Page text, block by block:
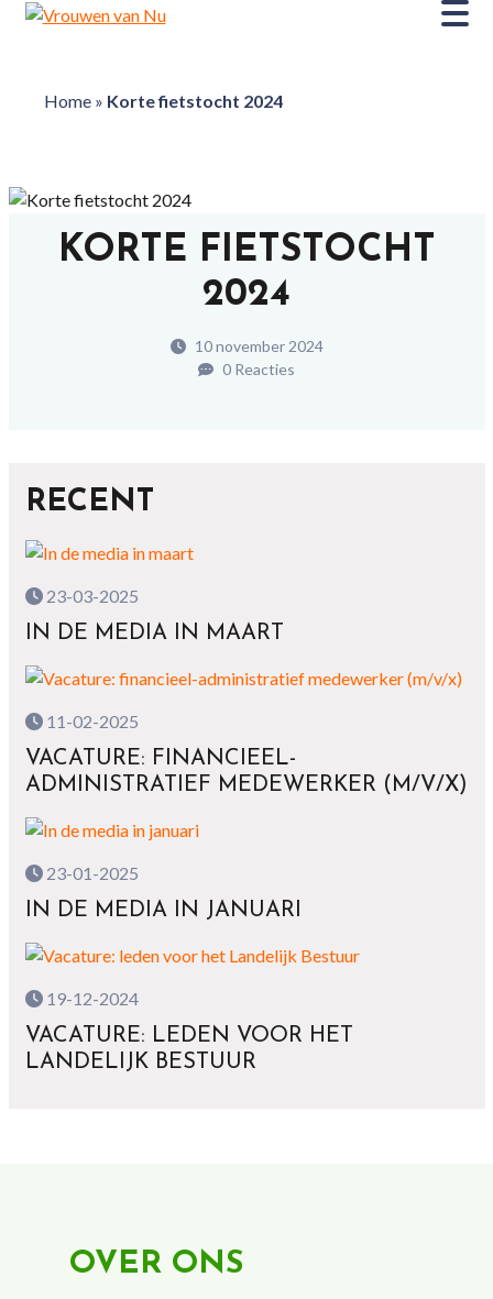
Home» Korte fietstocht 2024
KORTE FIETSTOCHT
2024
10 november 2024
0 Reacties
RECENT
23-03-2025
IN DE MEDIA IN MAART
11-02-2025
VACATURE: FINANCIEEL-
ADMINISTRATIEF MEDEWERKER (M/V/X)
23-01-2025
IN DE MEDIA IN JANUARI
19-12-2024
VACATURE: LEDEN VOOR HET
LANDELIJK BESTUUR
OVER ONS